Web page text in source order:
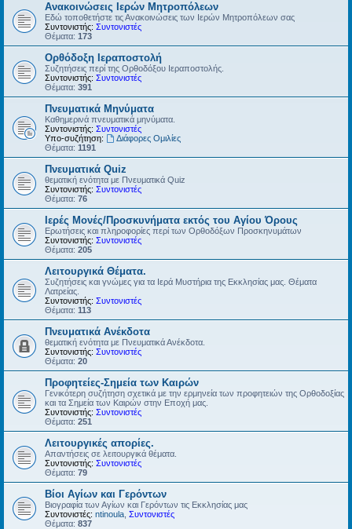
Ανακοινώσεις Ιερών Μητροπόλεων
Εδώ τοποθετήστε τις Ανακοινώσεις των Ιερών Μητροπόλεων σας
Συντονιστής: Συντονιστές
Θέματα: 173
Ορθόδοξη Ιεραποστολή
Συζητήσεις περί της Ορθοδόξου Ιεραποστολής.
Συντονιστής: Συντονιστές
Θέματα: 391
Πνευματικά Μηνύματα
Καθημερινά πνευματικά μηνύματα.
Συντονιστής: Συντονιστές
Υπο-συζήτηση:
Διάφορες Ομιλίες
Θέματα: 1191
Πνευματικά Quiz
θεματική ενότητα με Πνευματικά Quiz
Συντονιστής: Συντονιστές
Θέματα: 76
Ιερές Μονές/Προσκυνήματα εκτός του Αγίου Όρους
Ερωτήσεις και πληροφορίες περί των Ορθοδόξων Προσκηνυμάτων
Συντονιστής: Συντονιστές
Θέματα: 205
Λειτουργικά Θέματα.
Συζητήσεις και γνώμες για τα Ιερά Μυστήρια της Εκκλησίας μας. Θέματα
Λατρείας.
Συντονιστής: Συντονιστές
Θέματα: 113
Πνευματικά Ανέκδοτα
θεματική ενότητα με Πνευματικά Ανέκδοτα.
Συντονιστής: Συντονιστές
Θέματα: 20
Προφητείες-Σημεία των Καιρών
Γενικότερη συζήτηση σχετικά με την ερμηνεία των προφητειών της Ορθοδοξίας
και τα Σημεία των Καιρών στην Εποχή μας.
Συντονιστής: Συντονιστές
Θέματα: 251
Λειτουργικές απορίες.
Απαντήσεις σε λειτουργικά θέματα.
Συντονιστής: Συντονιστές
Θέματα: 79
Βίοι Αγίων και Γερόντων
Βιογραφία των Αγίων και Γερόντων τις Εκκλησίας μας
Συντονιστές: ntinoula Συντονιστές
Θέματα: 837